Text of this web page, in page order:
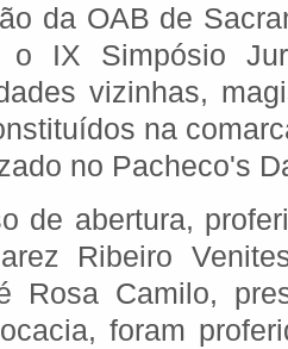
da OAB de
o IX Simpósio
vizinhas,
na
no Pacheco's
de abertura,
Ribeiro
Rosa Camilo,
foram